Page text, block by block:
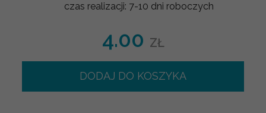
czas realizacji: 7-10 dni roboczych
4.00 ZŁ
DODAJ DO KOSZYKA